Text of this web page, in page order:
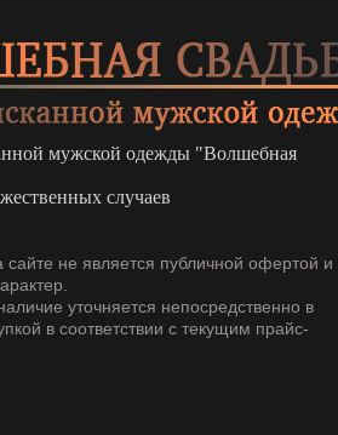
мужской одежды "Волшебная
случаев
не является публичной офертой и
уточняется непосредственно в
в соответствии с текущим прайс-